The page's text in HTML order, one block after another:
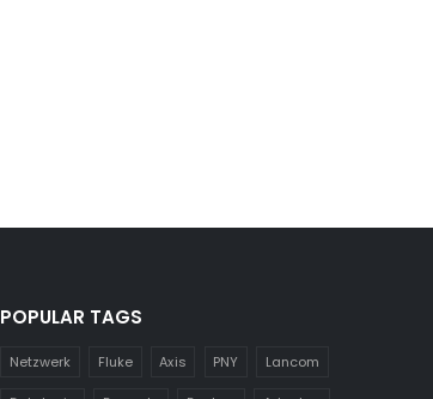
POPULAR TAGS
Netzwerk Fluke Axis PNY Lancom